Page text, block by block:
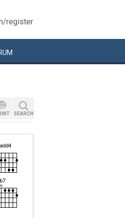
register
SEARCH